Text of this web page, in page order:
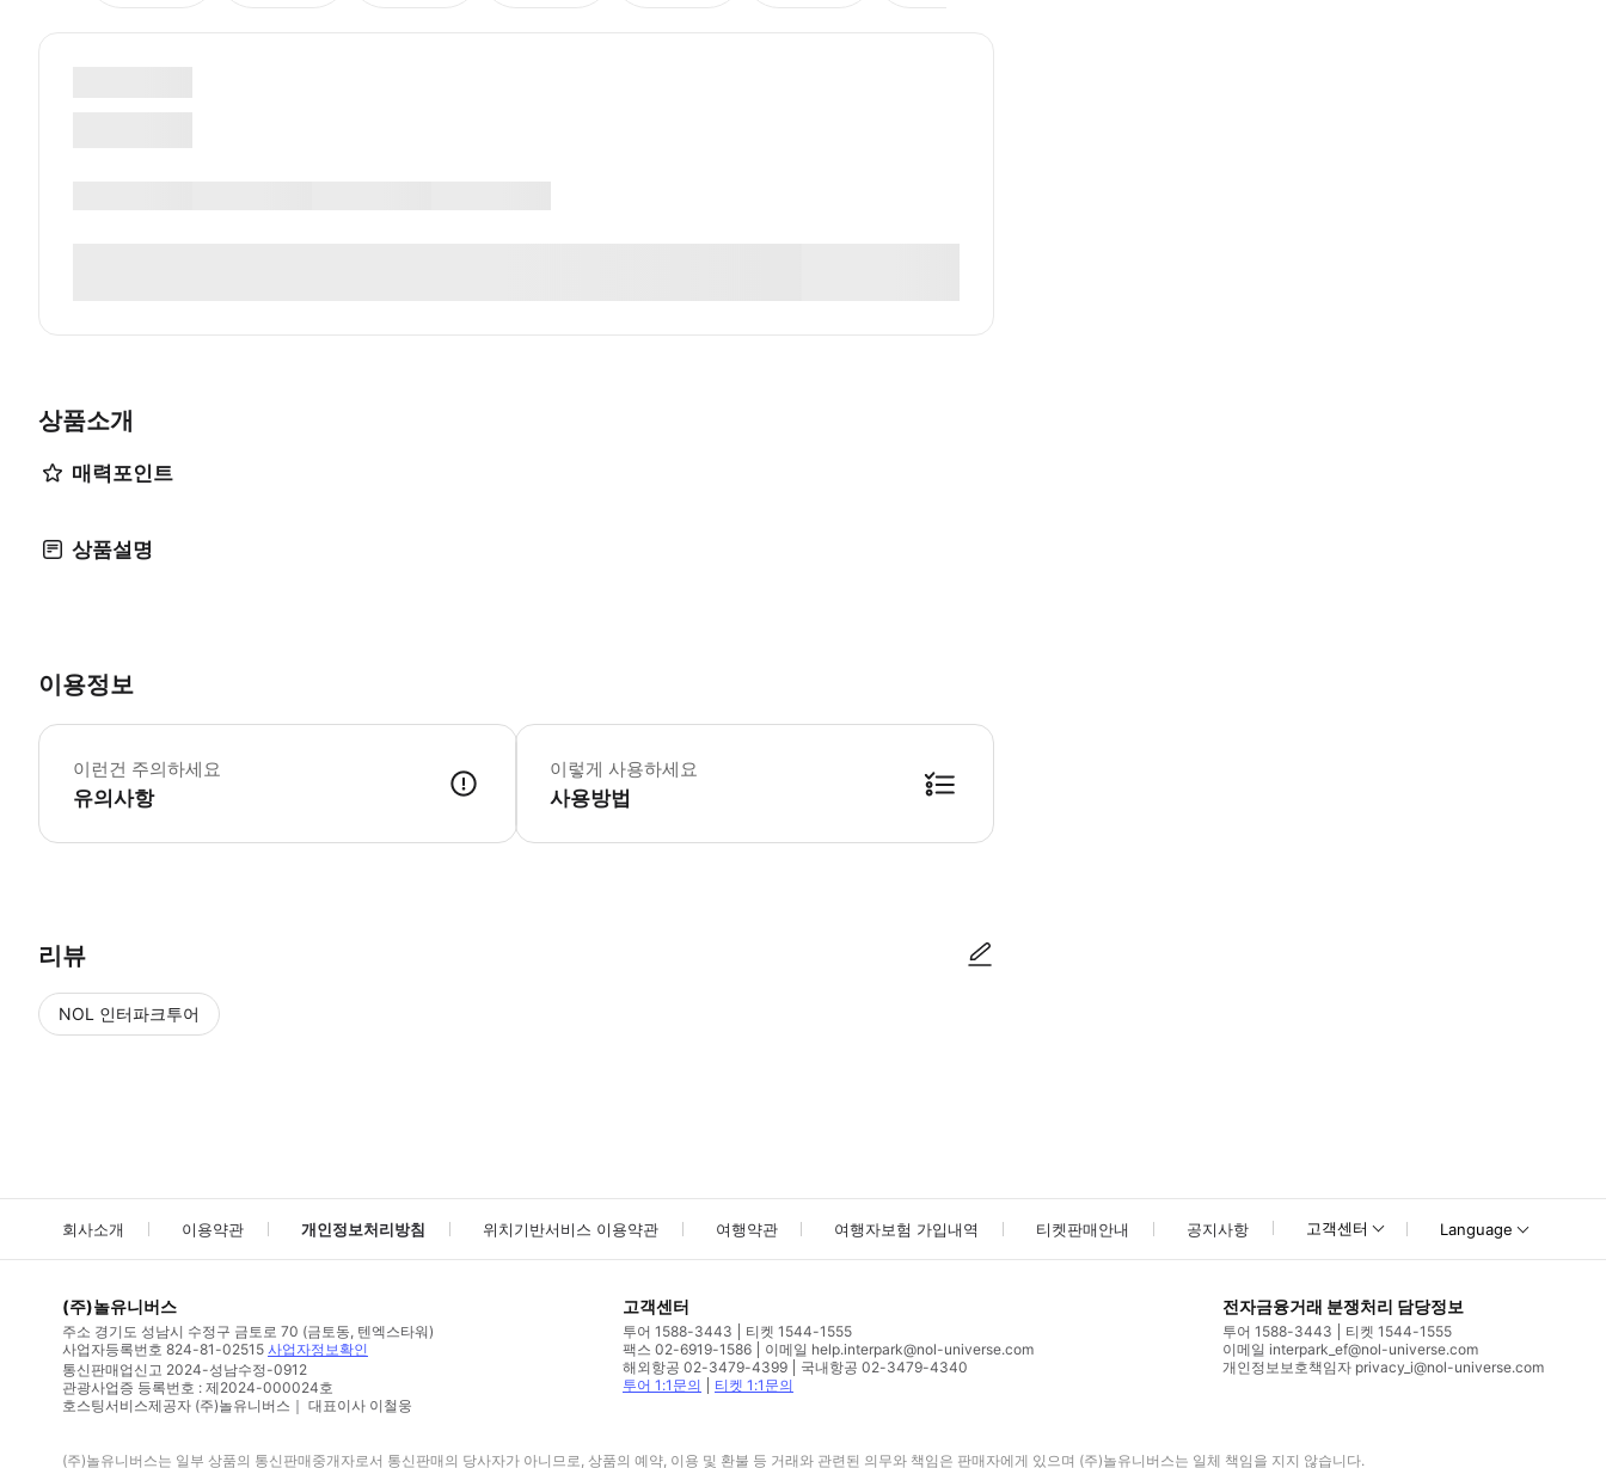
상품소개
매력포인트
상품설명
이용정보
이런건 주의하세요
유의사항
- 출발 경로 & 일정 * 주간 항공편 * 출발 장소: 주간 출발 시간표에 대한 자세한 내용은 국광버스 현장 서비스 직원에게 문의하세요. * 출발 장소: 타오위안
- 이용요건 * 만 0-1세는 무료로 이동/탑승할 수 있습니다. * 만 13세 초과 아동은 성인과 동일한 요금이 적용됩니다. * 만 3-12세 아동은 현장 매표소에서 아
- 추가정보 * 대중교통 서비스이므로 좌석 배정은 선착순입니다. * 휠체어 수용이 불가능한 차량입니다. * 참고: 기상 또는 교통 상황에 따라 이동 시간이
- 예약확정 * 예약 후 확정 여부를 바로 안내해 드립니다. 안내를 받지 못한 경우 고객센터로 문의해주세요.
- 바우처 유효기간 * 교환 후 편도 티켓은 교환 당일에만 사용할 수 있으며, 미리 교환하거나 사용을 연기할 수 없습니다. 귀국 시에는 실물 티켓을 가지고
* 타오위안 국제공항 제1터미널에서 교환하세요. 타오위안 국제공항 제1터미널에서 교환하세요. * 타오위안 국제공항 제1터미널 버스 정류장 타오위안
이렇게 사용하세요
사용방법
리뷰
NOL 인터파크투어
회사소개 이용약관 개인정보처리방침 위치기반서비스 이용약관 여행약관 여행자보험 가입내역 티켓판매안내 공지사항 고객센터 Language
(주)놀유니버스
주소 경기도 성남시 수정구 금토로 70 (금토동, 텐엑스타워)
사업자등록번호 824-81-02515 사업자정보확인
통신판매업신고 2024-성남수정-0912
관광사업증 등록번호 : 제2024-000024호
호스팅서비스제공자 (주)놀유니버스｜ 대표이사 이철웅
고객센터
투어 1588-3443
티켓 1544-1555
팩스 02-6919-1586
이메일 help.interpark@nol-universe.com
해외항공 02-3479-4399
국내항공 02-3479-4340
투어 1:1문의
티켓 1:1문의
전자금융거래 분쟁처리 담당정보
투어 1588-3443
티켓 1544-1555
이메일 interpark_ef@nol-universe.com
개인정보보호책임자 privacy_i@nol-universe.com
(주)놀유니버스는 일부 상품의 통신판매중개자로서 통신판매의 당사자가 아니므로, 상품의 예약, 이용 및 환불 등 거래와 관련된 의무와 책임은 판매자에게 있으며 (주)놀유니버스는 일체 책임을 지지 않습니다.